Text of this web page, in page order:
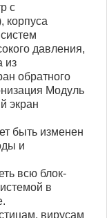
с
корпуса
давления,
из
обратного
Модуль
экран
быть изменен
и
всю блок-
в
вирусам